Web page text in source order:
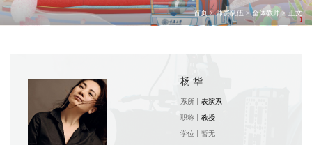
1
首页>师资队伍 >全体教师> 正文
杨 华
系所丨表演系
职称丨教授
学位丨暂无